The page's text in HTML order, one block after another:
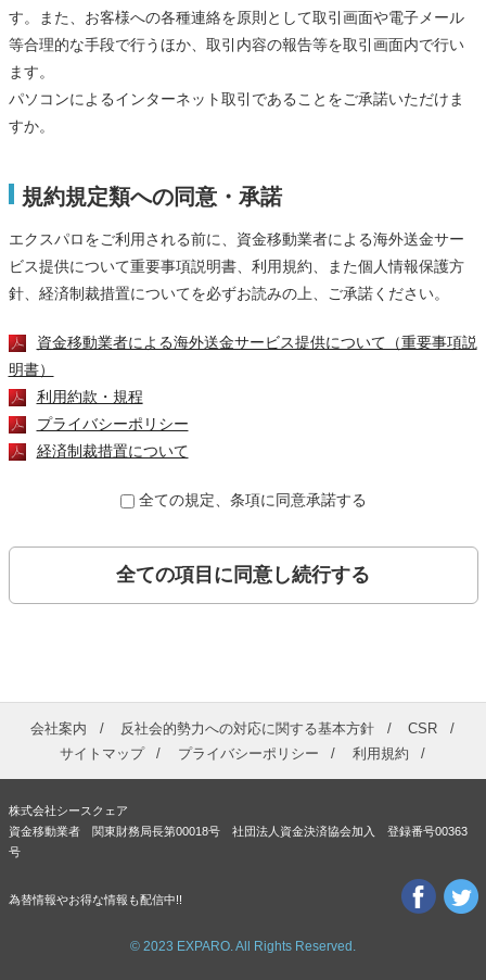
す。また、お客様への各種連絡を原則として取引画面や電子メール
等合理的な手段で行うほか、取引内容の報告等を取引画面内で行い
ます。
パソコンによるインターネット取引であることをご承諾いただけま
すか。
規約規定類への同意・承諾
エクスパロをご利用される前に、資金移動業者による海外送金サー
ビス提供について重要事項説明書、利用規約、また個人情報保護方
針、経済制裁措置についてを必ずお読みの上、ご承諾ください。
資金移動業者による海外送金サービス提供について（重要事項説
明書）
利用約款・規程
プライバシーポリシー
経済制裁措置について
全ての規定、条項に同意承諾する
全ての項目に同意し続行する
会社案内 反社会的勢力への対応に関する基本方針
CSR
サイトマップ
プライバシーポリシー 利用規約
株式会社シースクェア
資金移動業者 関東財務局長第00018号 社団法人資金決済協会加入 登録番号00363
号
為替情報やお得な情報も配信中!!
© 2023 EXPARO. All Rights Reserved.